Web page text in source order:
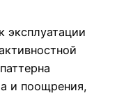
эксплуатации
и поощрения,